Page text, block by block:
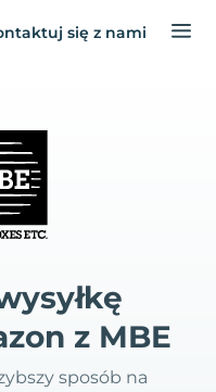
się z nami
z MBE
sposób na